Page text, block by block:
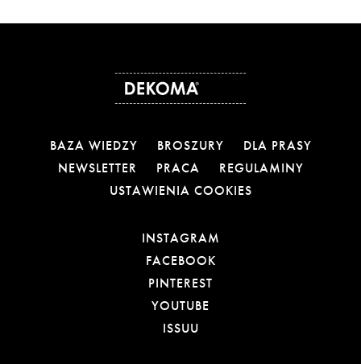
BAZA WIEDZY BROSZURY
DLA PRASY
NEWSLETTER
PRACA
REGULAMINY
USTAWIENIA COOKIES
INSTAGRAM
FACEBOOKOTWIERA LINK W
PINTEREST
YOUTUBE
ISSUUOTWIERA LINK W NOWEJ